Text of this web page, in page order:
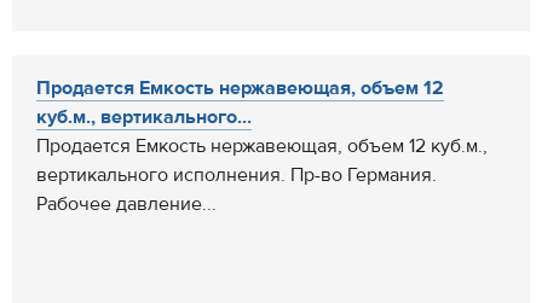
Продается Емкость нержавеющая, объем 12
куб.м., вертикального...
Продается Емкость нержавеющая, объем 12 куб.м.,
вертикального исполнения. Пр-во Германия.
Рабочее давление...